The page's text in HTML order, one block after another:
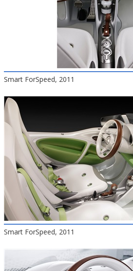
Smart ForSpeed, 2011
Smart ForSpeed, 2011